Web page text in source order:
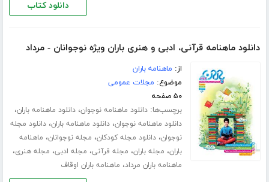
دانلود کتاب
دانلود ماهنامه قرآنی، ادبی و هنری باران ویژه نوجوانان - مرداد
از: ماهنامه باران
موضوع: مجلات عمومی
۵۰ صفحه
برچسب‌ها:دانلود ماهنامه نوجوان،دانلود ماهنامه باران،
دانلود ماهنامه نوجوان،دانلود ماهنامه باران،دانلود مجله
نوجوان،دانلود مجله کودکان، مجله نوجوانان، ماهنامه
باران، مجله باران، مجله قرآنی، مجله ادبی، مجله هنری،
ماهنامه باران مرداد، ماهنامه باران اوقاف